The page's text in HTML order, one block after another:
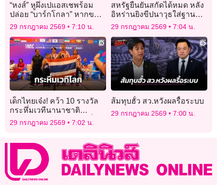
“หงส์” หูผึ่งเปแอสเชพร้อม
ปล่อย “บาร์กโกลา” หากขอ
ย้ายทีม
29 กรกฎาคม 2569 7:10 น.
สหรัฐยืนยันสกัดได้หมด หลัง
อิหร่านยิงขีปนาวุธใส่ฐานทัพ
ในจอร์แดน
29 กรกฎาคม 2569 7:04 น.
เด็กไทยเจ๋ง! คว้า 10 รางวัล
กระหึ่มเวทีนานาชาติ
คณิตศาสตร์ IMC 2026 ที่
สิงคโปร์
29 กรกฎาคม 2569 7:02 น.
ส้มทุบฮั้ว สว.หวังผลรื้อระบบ
29 กรกฎาคม 2569 7:00 น.